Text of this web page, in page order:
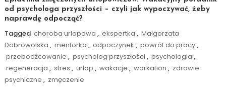
od psychologa przyszłości – czyli jak wypoczywać, żeby
naprawdę odpocząć?
Tagged choroba urlopowa , ekspertka , Małgorzata
Dobrowolska , mentorka , odpoczynek , powrót do pracy,
przebodźcowanie , psycholog przyszłości , psychologia ,
regeneracja , stres , urlop , wakacje , workation , zdrowie
psychiczne , zmęczenie